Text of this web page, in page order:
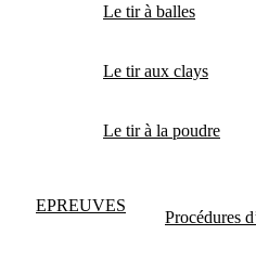
Le tir à balles
Le tir aux clays
Le tir à la poudre
EPREUVES
Procédures